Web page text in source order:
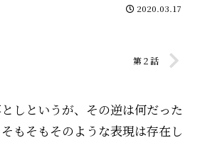
2020.03.17
第２話
しというが、その逆は何だった
もそもそのような表現は存在し